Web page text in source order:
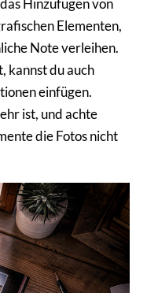
Hinzufügen von
Elementen,
Note verleihen.
kannst du auch
einfügen.
ist, und achte
die Fotos nicht